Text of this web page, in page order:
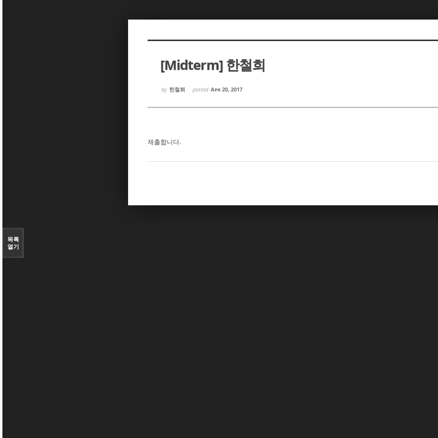
[Midterm] 한철희
by 한철희 posted Apr 20, 2017
제출합니다.
목록
열기
Sketchbook5, 스케치북5
Sketchbook5, 스케치북5
Sketchbook5, 스케치북5
Sketchbook5, 스케치북5